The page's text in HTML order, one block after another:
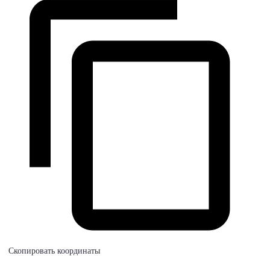
Скопировать координаты